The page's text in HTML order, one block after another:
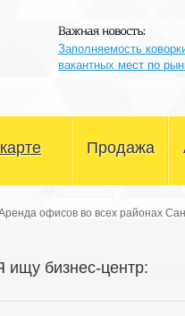
Заполняемость
вакантных мест по
Продажа
Магазины и
офисов во всех районах
ищу бизнес-центр: